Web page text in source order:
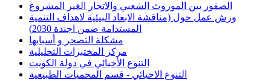
الصقور بين الموروث الشعبي والاتجار الغير المشروع
ورش عمل حول (مناقشة الابعاد البيئية لاهداف التنمية
المستدامة ضمن اجندة 2030)
مشكلة التصحر و أسبابها
مركز المختبرات التحليلية
التنوع الأحيائي في دولة الكويت
التنوع الاحيائي - قسم المحميات الطبيعية